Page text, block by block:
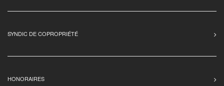
SYNDIC DE COPROPRIÉTÉ
HONORAIRES